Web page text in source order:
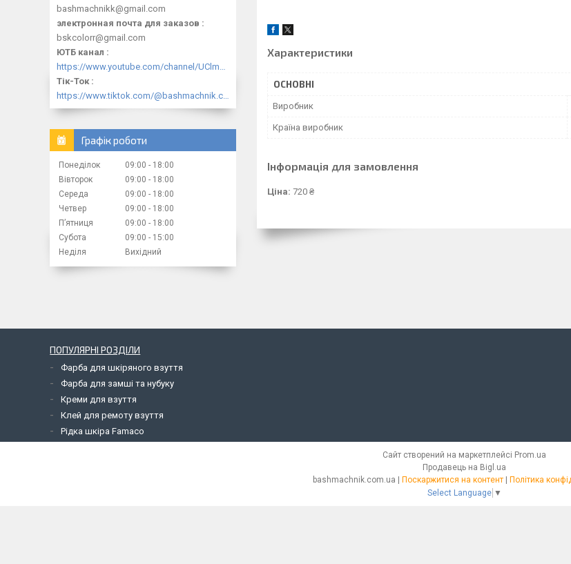
Характеристики
ОСНОВНІ
Виробник
Країна виробник
Інформація для замовлення
Ціна: 720 ₴
bashmachnikk@gmail.com
электронная почта для заказов
bskcolorr@gmail.com
ЮТБ канал
https://www.youtube.com/channel/UClmpExjfqH65_PkVWCmgPbQ
Тік-Ток
https://www.tiktok.com/@bashmachnik.com.ua
Графік роботи
Понеділок 09:00
18:00
Вівторок
09:00
18:00
Середа
09:00
18:00
Четвер
09:00
18:00
Пʼятниця
09:00
18:00
Субота
09:00
15:00
Неділя
Вихідний
ПОПУЛЯРНІ РОЗДІЛИ
Фарба для шкіряного взуття
Фарба для замші та нубуку
Креми для взуття
Клей для ремоту взуття
Рідка шкіра Famaco
Сайт створений на маркетплейсі Prom.ua
Продавець на Bigl.ua
Поскаржитися на контент
Політика
Select Language ▼